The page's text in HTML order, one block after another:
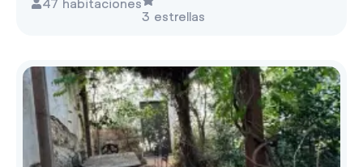
47 habitaciones
3 estrellas